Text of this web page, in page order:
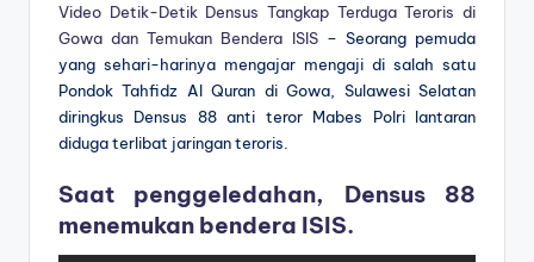
Video Detik-Detik Densus Tangkap Terduga Teroris di
Gowa dan Temukan Bendera ISIS– Seorang pemuda
yang sehari-harinya mengajar mengaji di salah satu
Pondok Tahfidz Al Quran di Gowa, Sulawesi Selatan
diringkus Densus 88 anti teror Mabes Polri lantaran
diduga terlibat jaringan teroris.
Saat penggeledahan, Densus 88
menemukan bendera ISIS.